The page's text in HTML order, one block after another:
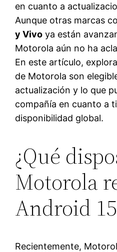
en cuanto a
Aunque otras marcas
y Vivo ya están
Motorola aún no ha
En este artículo,
de Motorola son
actualización y lo que
compañía en cuanto a
disponibilidad global.
¿Qué
Motorola
Android
Recientemente,